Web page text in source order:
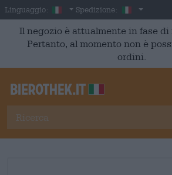
Skip to main content
Linguaggio: Italian
Spedizione: Italia
Il negozio è attualmente in fase
Pertanto, al momento non è
ordini.